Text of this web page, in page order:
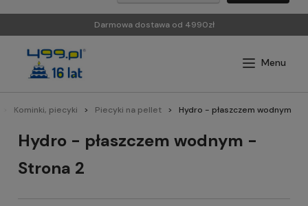
Darmowa dostawa od 4990zł
Kominki, piecyki Piecyki na pellet Hydro - płaszczem wodnym
Hydro - płaszczem wodnym -
Strona 2